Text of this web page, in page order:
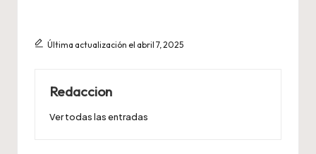
Última actualización el abril 7, 2025
Redaccion
Ver todas las entradas